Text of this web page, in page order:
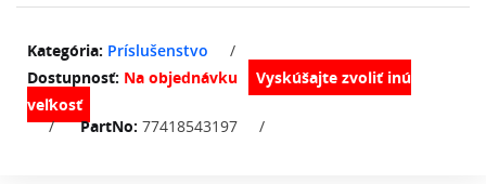
Kategória: Príslušenstvo
/
Dostupnosť: Na objednávku
/ PartNo: 77418543197 /